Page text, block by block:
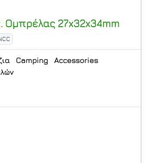
Ομπρέλας 27x32x34mm
Camping
Accessories